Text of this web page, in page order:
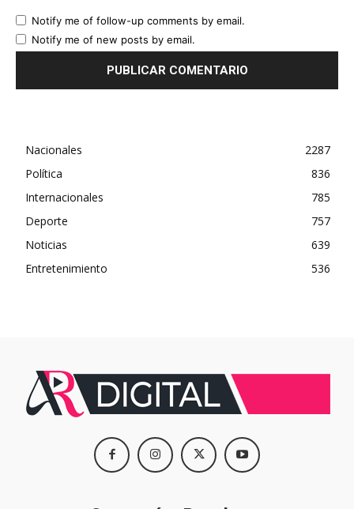
Notify me of follow-up comments by email.
Notify me of new posts by email.
Nacionales
2287
Política
836
Internacionales
785
Deporte
757
Noticias
639
Entretenimiento
536